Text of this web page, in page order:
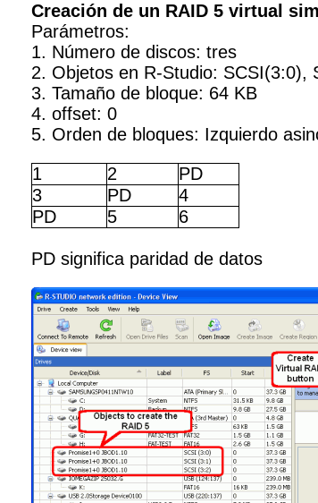
Creación de un RAID 5 virtual
Parámetros:
1. Número de discos: tres
2. Objetos en R-Studio: SCSI(3:0),
3. Tamaño de bloque: 64 KB
4. offset: 0
5. Orden de bloques: Izquierdo
1
2
PD
3
PD
4
PD
5 6
PD significa paridad de datos